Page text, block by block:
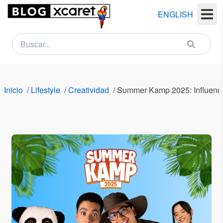
ENGLISH
Inicio /Lifestyle /Creatividad /Summer Kamp 2025:
NEWSLETTER
Nombre
(s)
Email
País